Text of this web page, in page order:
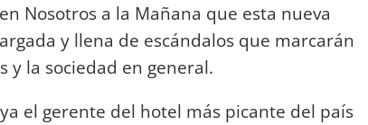
Nosotros a la Mañana que esta nueva
y llena de escándalos que marcarán
y la sociedad en general.
el gerente del hotel más picante del país